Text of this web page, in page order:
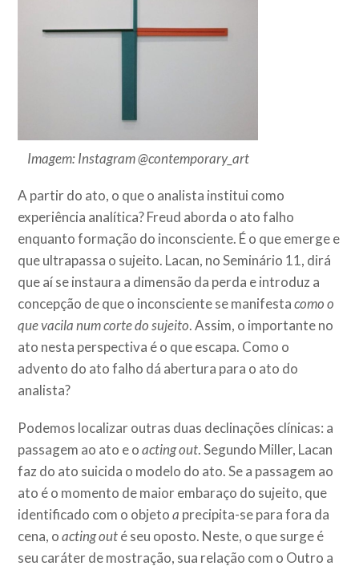
Imagem: Instagram @contemporary_art
A partir do ato, o que o analista institui como
experiência analítica? Freud aborda o ato falho
enquanto formação do inconsciente. É o que emerge e
que ultrapassa o sujeito. Lacan, no Seminário 11, dirá
que aí se instaura a dimensão da perda e introduz a
concepção de que o inconsciente se manifestacomo o
que vacila num corte do sujeito. Assim, o importante no
ato nesta perspectiva é o que escapa. Como o
advento do ato falho dá abertura para o ato do
analista?
Podemos localizar outras duas declinações clínicas: a
passagem ao ato e oacting out. Segundo Miller, Lacan
faz do ato suicida o modelo do ato. Se a passagem ao
ato é o momento de maior embaraço do sujeito, que
identificado com o objetoa precipita-se para fora da
cena, oacting outé seu oposto. Neste, o que surge é
seu caráter de mostração, sua relação com o Outro a